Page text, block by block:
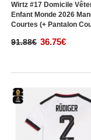
Wirtz #17 Domicile
Enfant Monde 2026
Courtes (+ Pantalon
91.88€ 36.75€